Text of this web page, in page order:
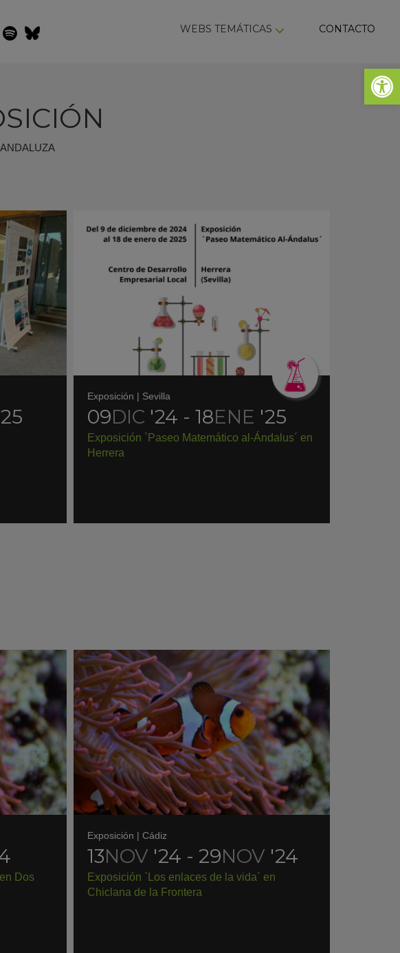
Abrir
Spotify
Bluesky WEBS TEMÁTICAS CONTACTO
Exposición | Sevilla
09DIC '24 - 18ENE '25
Exposición `Paseo Matemático al-Ándalus´ en
Herrera
Dos
Exposición | Cádiz
13NOV '24 - 29NOV '24
Exposición `Los enlaces de la vida´ en
Chiclana de la Frontera